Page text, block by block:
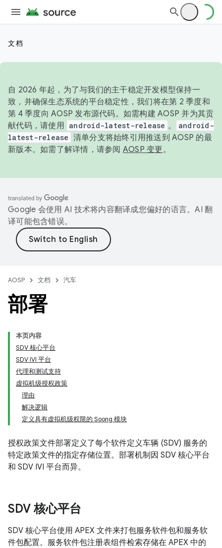
文档
自 2026 年起，为了与我们的主干稳定开发模型保持一
致，并确保生态系统的平台稳定性，我们将在第 2 季度和
第 4 季度向 AOSP 发布源代码。如需构建 AOSP 并为其贡
献代码，请使用 android-latest-release 。
android-
latest-release 清单分支将始终引用推送到 AOSP 的最
新版本。如需了解详情，请参阅 AOSP 变更。
Google 会使用 AI 技术将内容翻译成您偏好的语言。AI 翻
译可能包含错误。
AOSP 文档 汽车
部署
本页内容
SDV 核心平台
SDV IVI 平台
代理和测试支持
虚拟机级授权政策
理由
解决逻辑
定义具有虚拟机级权限的 Soong 模块
授权政策文件部署定义了每个软件定义车辆 (SDV) 服务的
特定政策文件的指定存储位置。部署机制因 SDV 核心平台
和 SDV IVI 平台而异。
SDV 核心平台
SDV 核心平台使用 APEX 文件来打包服务软件包和服务软
件包配置。服务软件包注册表组件检索存储在 APEX 中的